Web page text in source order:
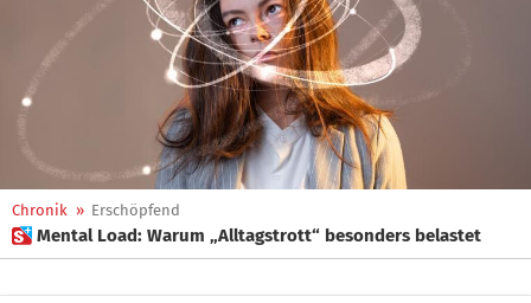
Chronik » Erschöpfend
 Mental Load: Warum „Alltagstrott“ besonders belastet